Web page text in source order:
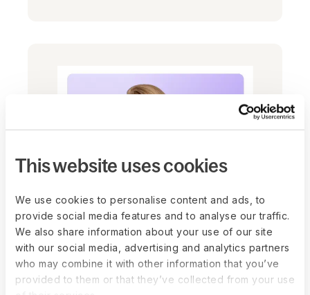
This website uses cookies
We use cookies to personalise content and ads, to
provide social media features and to analyse our traffic.
We also share information about your use of our site
with our social media, advertising and analytics partners
who may combine it with other information that you’ve
provided to them or that they’ve collected from your use
DeAnn Work
总法律顾问